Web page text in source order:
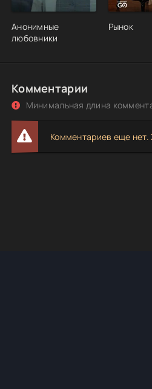
Анонимные
любовники
Рынок
Комментарии
Минимальная длина
Комментариев еще нет.